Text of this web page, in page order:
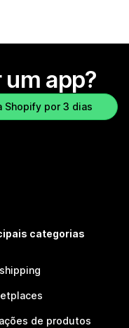
app?
Shopify por 3 dias
categorias
de produtos